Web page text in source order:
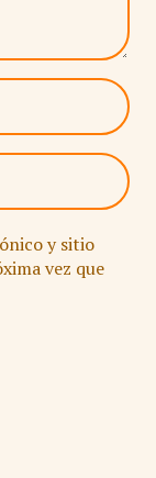
y sitio
vez que